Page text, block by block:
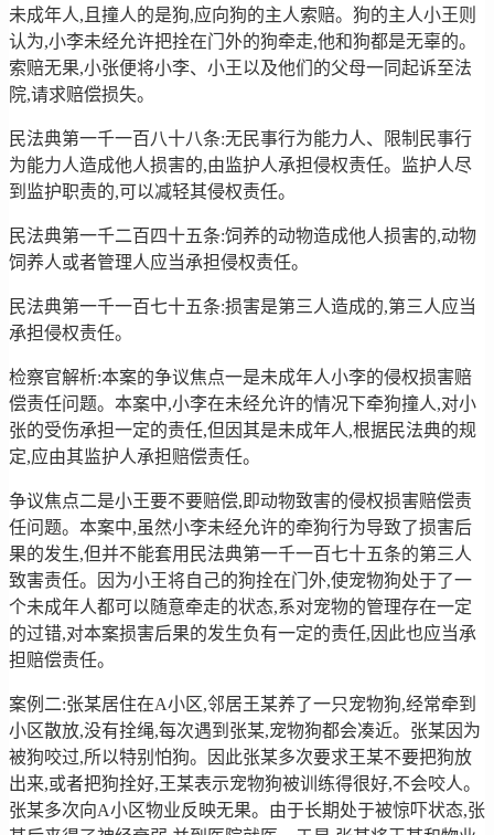
未成年人,且撞人的是狗,应向狗的主人索赔。狗的主人小王则
认为,小李未经允许把拴在门外的狗牵走,他和狗都是无辜的。
索赔无果,小张便将小李、小王以及他们的父母一同起诉至法
院,请求赔偿损失。
民法典第一千一百八十八条:无民事行为能力人、限制民事行
为能力人造成他人损害的,由监护人承担侵权责任。监护人尽
到监护职责的,可以减轻其侵权责任。
民法典第一千二百四十五条:饲养的动物造成他人损害的,动物
饲养人或者管理人应当承担侵权责任。
民法典第一千一百七十五条:损害是第三人造成的,第三人应当
承担侵权责任。
检察官解析:本案的争议焦点一是未成年人小李的侵权损害赔
偿责任问题。本案中,小李在未经允许的情况下牵狗撞人,对小
张的受伤承担一定的责任,但因其是未成年人,根据民法典的规
定,应由其监护人承担赔偿责任。
争议焦点二是小王要不要赔偿,即动物致害的侵权损害赔偿责
任问题。本案中,虽然小李未经允许的牵狗行为导致了损害后
果的发生,但并不能套用民法典第一千一百七十五条的第三人
致害责任。因为小王将自己的狗拴在门外,使宠物狗处于了一
个未成年人都可以随意牵走的状态,系对宠物的管理存在一定
的过错,对本案损害后果的发生负有一定的责任,因此也应当承
担赔偿责任。
案例二:张某居住在A小区,邻居王某养了一只宠物狗,经常牵到
小区散放,没有拴绳,每次遇到张某,宠物狗都会凑近。张某因为
被狗咬过,所以特别怕狗。因此张某多次要求王某不要把狗放
出来,或者把狗拴好,王某表示宠物狗被训练得很好,不会咬人。
张某多次向A小区物业反映无果。由于长期处于被惊吓状态,张